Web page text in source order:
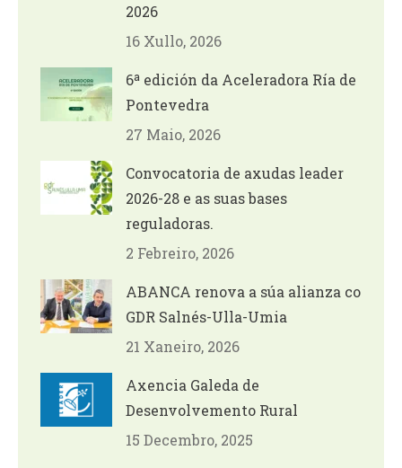
2026
16 Xullo, 2026
6ª edición da Aceleradora Ría de
Pontevedra
27 Maio, 2026
Convocatoria de axudas leader
2026-28 e as suas bases
reguladoras.
2 Febreiro, 2026
ABANCA renova a súa alianza co
GDR Salnés-Ulla-Umia
21 Xaneiro, 2026
Axencia Galeda de
Desenvolvemento Rural
15 Decembro, 2025